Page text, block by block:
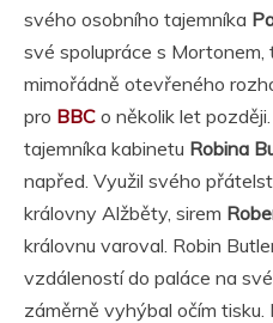
svého osobního tajemníka
své spolupráce s Mortonem,
mimořádně otevřeného
pro BBC o několik let
tajemníka kabinetu Robina
napřed. Využil svého
královny Alžběty, sirem
královnu varoval. Robin
vzdáleností do paláce na
záměrně vyhýbal očím tisku.